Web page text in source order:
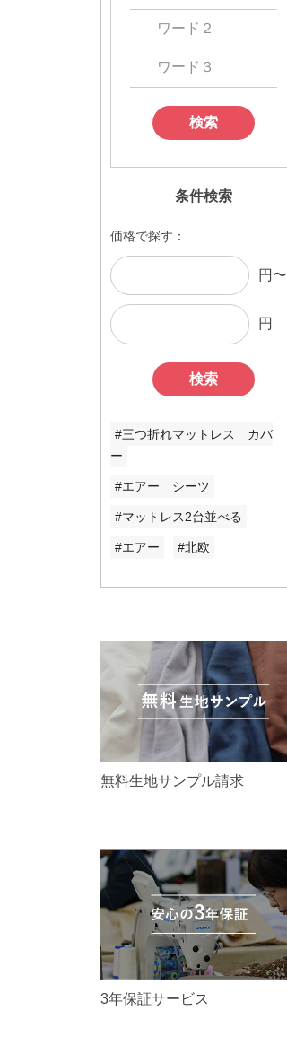
検索
条件検索
価格で探す：
円〜
円
検索
#三つ折れマットレス カバ
ー
#エアー シーツ
#マットレス2台並べる
#エアー #北欧
無料生地サンプル請求
3年保証サービス